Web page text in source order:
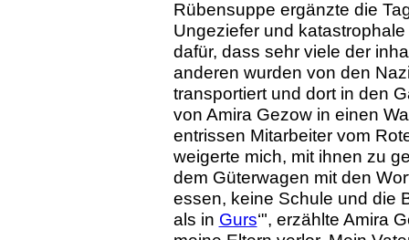
Rübensuppe ergänzte die
Ungeziefer und
dafür, dass sehr viele der
anderen wurden von den
transportiert und dort in den
von Amira Gezow in einen
entrissen Mitarbeiter vom
weigerte mich, mit ihnen zu
dem Güterwagen mit den
essen, keine Schule und die
als in Gurs‘", erzählte Amira